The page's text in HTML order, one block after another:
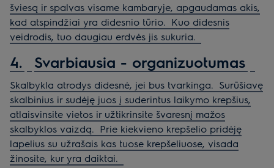
šviesą ir spalvas visame kambaryje, apgaudamas akis,
kad atspindžiai yra didesnio tūrio. Kuo didesnis
veidrodis, tuo daugiau erdvės jis sukuria.
4. Svarbiausia - organizuotumas
Skalbykla atrodys didesnė, jei bus tvarkinga. Surūšiavę
skalbinius ir sudėję juos į suderintus laikymo krepšius,
atlaisvinsite vietos ir užtikrinsite švaresnį mažos
skalbyklos vaizdą. Prie kiekvieno krepšelio pridėję
lapelius su užrašais kas tuose krepšeliuose, visada
žinosite, kur yra daiktai.